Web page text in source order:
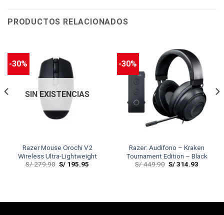
PRODUCTOS RELACIONADOS
-30%
SIN EXISTENCIAS
Razer Mouse Orochi V2
Wireless Ultra-Lightweight
S/279.90 S/ 195.95
-30%
Razer: Audifono – Kraken
Tournament Edition – Black
S/449.90 S/314.93